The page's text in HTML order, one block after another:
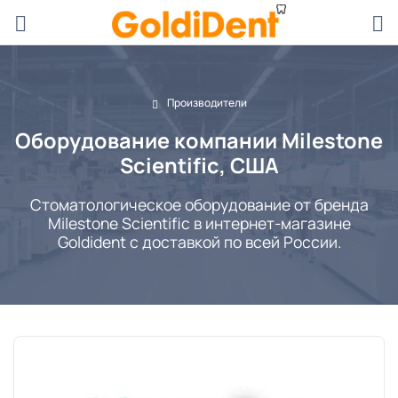
Производители
Оборудование компании Milestone
Scientific, США
Стоматологическое оборудование от бренда
Milestone Scientific в интернет-магазине
Goldident с доставкой по всей России.